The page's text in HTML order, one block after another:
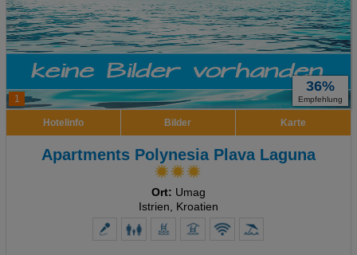
1
36%
Empfehlung
Hotelinfo Bilder Karte
Apartments Polynesia Plava Laguna
Ort: Umag
Istrien, Kroatien